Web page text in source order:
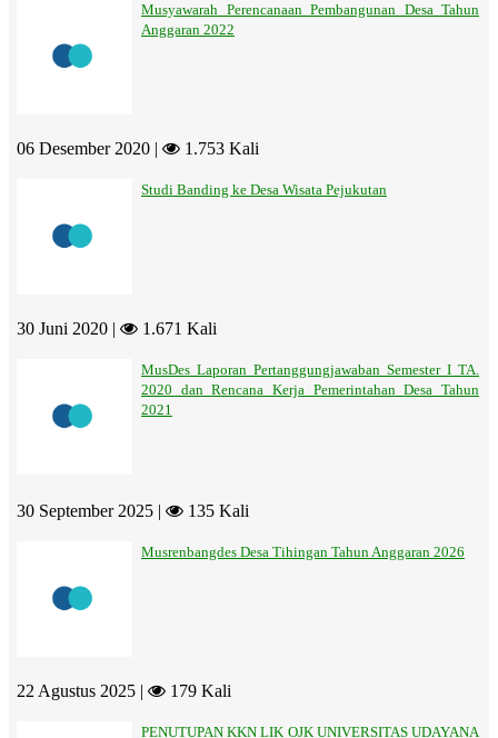
Musyawarah Perencanaan Pembangunan Desa Tahun
Anggaran 2022
06 Desember 2020 | 1.753 Kali
Studi Banding ke Desa Wisata Pejukutan
30 Juni 2020 | 1.671 Kali
MusDes Laporan Pertanggungjawaban Semester I TA.
2020 dan Rencana Kerja Pemerintahan Desa Tahun
2021
30 September 2025 | 135 Kali
Musrenbangdes Desa Tihingan Tahun Anggaran 2026
22 Agustus 2025 | 179 Kali
PENUTUPAN KKN LIK OJK UNIVERSITAS UDAYANA